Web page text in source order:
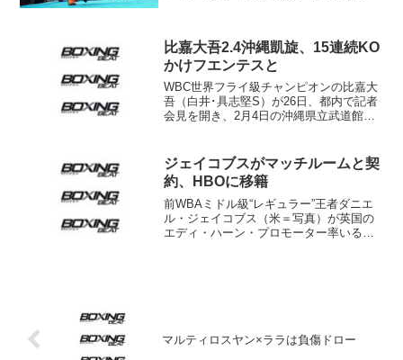
秒］長...
比嘉大吾2.4沖縄凱旋、15連続KO
かけフエンテスと
WBC世界フライ級チャンピオンの比嘉大
吾（白井･具志堅S）が26日、都内で記者
会見を開き、2月4日の沖縄県立武道館で
試合の模様はフジテレビ系列で生中継さ
れる予定。 ...
ジェイコブスがマッチルームと契
約、HBOに移籍
前WBAミドル級“レギュラー”王者ダニエ
ル・ジェイコブス（米＝写真）が英国の
エディ・ハーン・プロモーター率いるマ
マルティロスヤン×ララは負傷ドロー